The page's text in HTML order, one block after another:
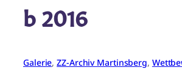
b 2016
Galerie, ZZ-Archiv Martinsberg,